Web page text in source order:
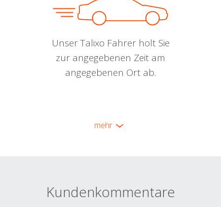
Unser Talixo Fahrer holt Sie
zur angegebenen Zeit am
angegebenen Ort ab.
mehr
Kundenkommentare